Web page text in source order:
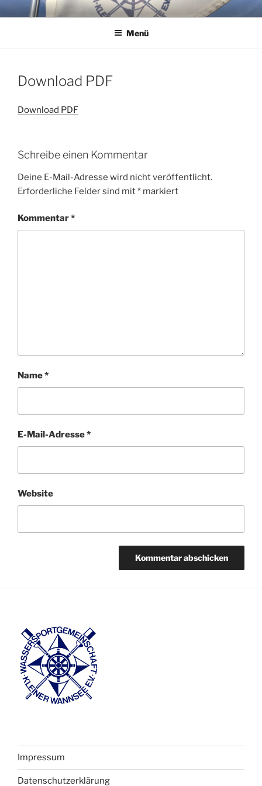
Zum
InhaltWSG KLEINER WANNSEE E.V.
Immer eine handbreit Wasser unterm Kiel.
Menü
Download PDF
Download PDF
Schreibe einen Kommentar
Deine E-Mail-Adresse wird nicht veröffentlicht.
Erforderliche Felder sind mit* markiert
Kommentar*
Name*
E-Mail-Adresse*
Website
Impressum
Datenschutzerklärung